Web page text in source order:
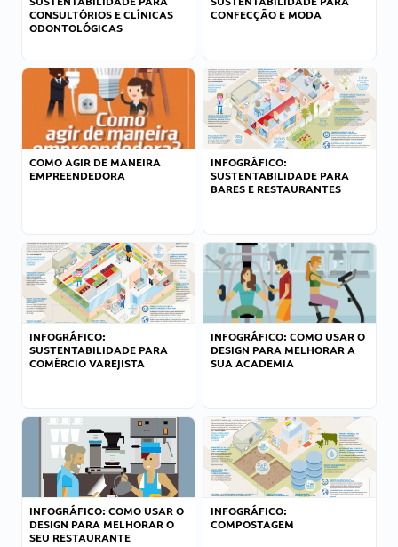
CONSULTÓRIOS E CLÍNICAS
ODONTOLÓGICAS
CONFECÇÃO E MODA
COMO AGIR DE MANEIRA
EMPREENDEDORA
INFOGRÁFICO:
SUSTENTABILIDADE PARA
BARES E RESTAURANTES
INFOGRÁFICO:
SUSTENTABILIDADE PARA
COMÉRCIO VAREJISTA
INFOGRÁFICO: COMO USAR O
DESIGN PARA MELHORAR A
SUA ACADEMIA
INFOGRÁFICO: COMO USAR O
DESIGN PARA MELHORAR O
SEU RESTAURANTE
INFOGRÁFICO:
COMPOSTAGEM